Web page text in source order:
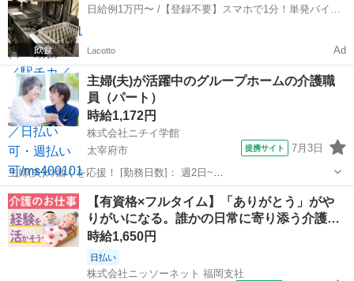
不安・・・」 という方...日給例1万円〜 /【登録不要】スマホで1分！単発バイト
Lacotto Ad
主婦(夫)が活躍中のグループホームの介護職
員（パート）
時給1,172円
株式会社ニチイ学館
太宰府市
提携サイト 7月3日
主婦(夫)の働くを応援！ [勤務日数]： 週2日~
07:00~16:30/10:00~19:30/16:30~09:30 月/火/水/木/金/土/日 などから選
べます [勤務地・最寄駅]： 福岡県太宰府市大佐野3丁目1...
福岡 太宰府市 ケアマネージャー
【有資格×フルタイム】「ありがとう」がや
りがいになる。誰かの日常に寄り添う介護…
時給1,650円
日払い
株式会社ニッソーネット 福岡支社